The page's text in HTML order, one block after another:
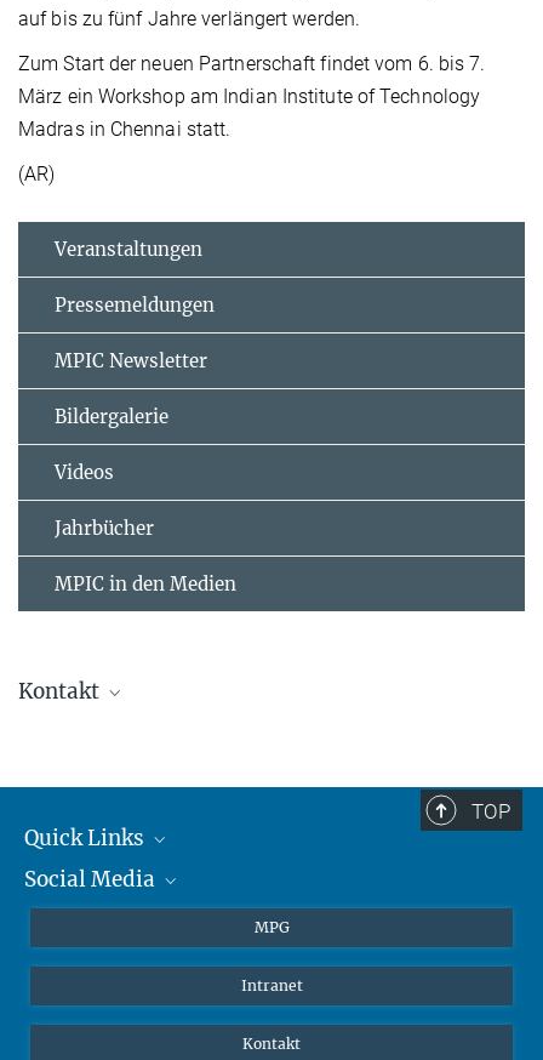
auf bis zu fünf Jahre verlängert werden.
Zum Start der neuen Partnerschaft findet vom 6. bis 7.
März ein Workshop am Indian Institute of Technology
Madras in Chennai statt.
(AR)
Veranstaltungen
Pressemeldungen
MPIC Newsletter
Bildergalerie
Videos
Jahrbücher
MPIC in den Medien
Kontakt
u.poschl@...
TOP
Quick Links
Journalisten
Alumni
Social Media
Facebook
Instagram
MPG
Intranet
Kontakt